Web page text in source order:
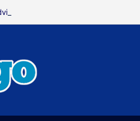
que podría frenarse Zona Fría